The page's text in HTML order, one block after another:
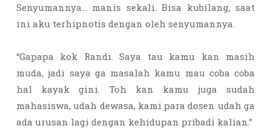
Senyumannya… manis sekali. Bisa kubilang, saat
ini aku terhipnotis dengan oleh senyumannya.
“Gapapa kok Randi. Saya tau kamu kan masih
muda, jadi saya ga masalah kamu mau coba coba
hal kayak gini. Toh kan kamu juga sudah
mahasiswa, udah dewasa, kami para dosen udah ga
ada urusan lagi dengan kehidupan pribadi kalian.”